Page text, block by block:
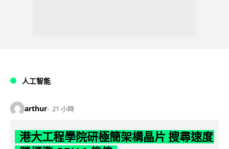
人工智能
arthur 21 小時
港大工程學院研極簡架構晶片 搜尋速度